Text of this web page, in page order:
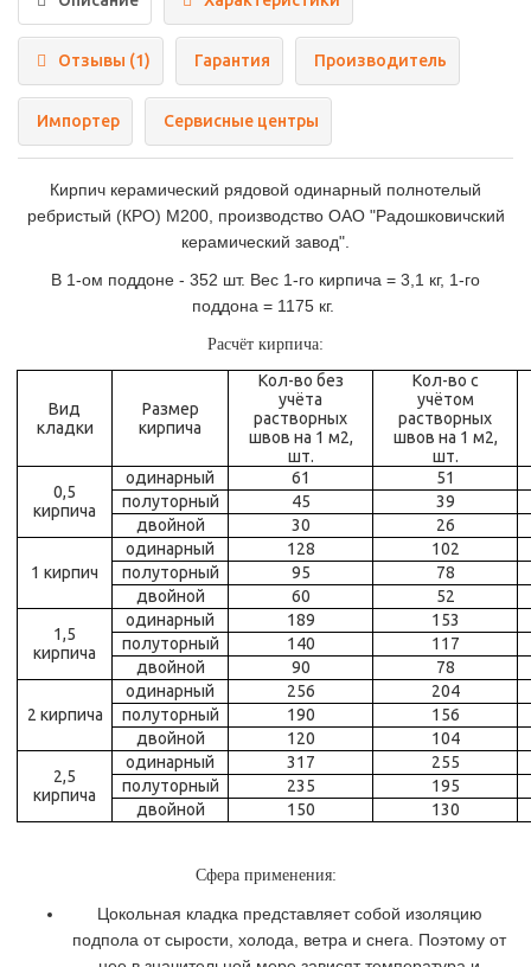
Отзывы (1) Гарантия Производитель
Импортер Сервисные центры
Кирпич керамический рядовой одинарный полнотелый
ребристый (КРО) М200, производство ОАО "Радошковичский
керамический завод".
В 1-ом поддоне - 352 шт. Вес 1-го кирпича = 3,1 кг, 1-го
поддона = 1175 кг.
Расчёт кирпича:
Вид
кладки
Размер
кирпича
Кол-во без
учёта
растворных
швов на 1 м2,
шт.
Кол-во с
учётом
растворных
швов на 1 м2,
шт.
0,5
кирпича
одинарный 61
51
полуторный
45
39
двойной
30 26
1 кирпич
одинарный 128
102
полуторный
95
78
двойной
60
52
1,5
кирпича
одинарный 189
153
полуторный
140
117
двойной
90 78
2 кирпича
одинарный 256
204
полуторный
190
156
двойной
120
104
2,5
кирпича
одинарный 317
255
полуторный
235
195
двойной
150 130
Сфера применения:
Цокольная кладка представляет собой изоляцию
подпола от сырости, холода, ветра и снега. Поэтому от